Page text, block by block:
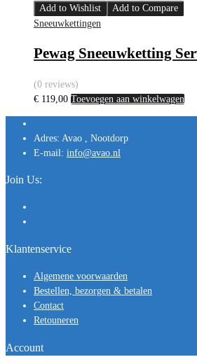
Add to Wishlist
Add to Compare
Sneeuwkettingen
Pewag Sneeuwketting
(0 reviews)
€ 119,00 Toevoegen aan winkelwagen
Adres: Avao , Nootdorp
E-mail: info@avao.nl
Join Us:
Klantenservice
Algemene voorwaarden
Bestellen, bezorgen & betalen
Contact
Retouneren
Account